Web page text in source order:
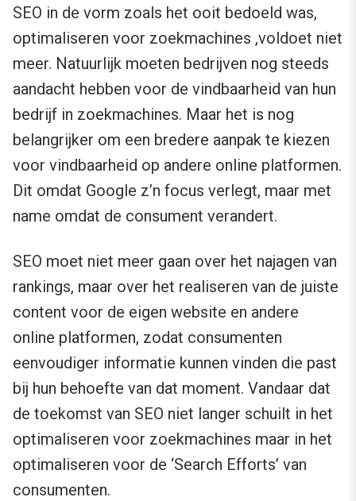
SEO in de vorm zoals het ooit bedoeld was,
optimaliseren voor zoekmachines ,voldoet niet
meer. Natuurlijk moeten bedrijven nog steeds
aandacht hebben voor de vindbaarheid van hun
bedrijf in zoekmachines. Maar het is nog
belangrijker om een bredere aanpak te kiezen
voor vindbaarheid op andere online platformen.
Dit omdat Google z’n focus verlegt, maar met
name omdat de consument verandert.
SEO moet niet meer gaan over het najagen van
rankings, maar over het realiseren van de juiste
content voor de eigen website en andere
online platformen, zodat consumenten
eenvoudiger informatie kunnen vinden die past
bij hun behoefte van dat moment. Vandaar dat
de toekomst van SEO niet langer schuilt in het
optimaliseren voor zoekmachines maar in het
optimaliseren voor de ‘Search Efforts’ van
consumenten.